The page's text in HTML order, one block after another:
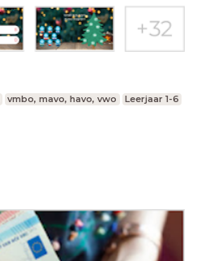
vmbo, mavo, havo, vwo Leerjaar 1-6